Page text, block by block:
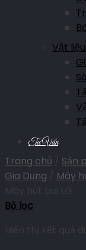
Vật
Tư Vấn
Trang chủ Sản
Gia Dụng
Máy
Máy hút bụi LG
Bộ lọc
Hiển thị kết quả